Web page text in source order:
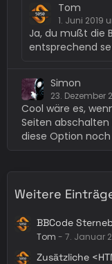
Tom
1. Juni 2019
Ja, du mußt die
entsprechend
Simon
23. Dezember
Cool wäre es,
Seiten abschalten
diese Option
Weitere
BBCode
Tom - 7. Januar
Zusätzliche